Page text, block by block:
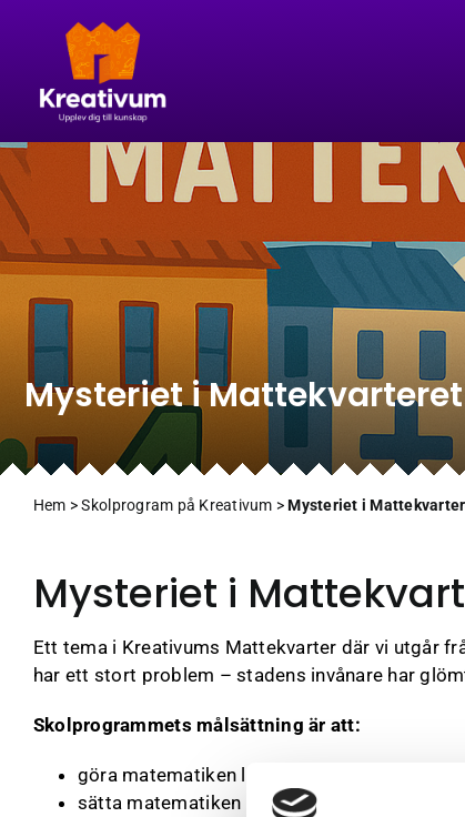
innehållet
Mysteriet i Mattekvarteret
Hem >Skolprogram på Kreativum >Mysteriet i
Mysteriet i
Ett tema i Kreativums Mattekvarter där vi utgår
har ett stort problem – stadens invånare har
Skolprogrammets målsättning är att:
göra matematiken lustfylld och engagerande.
sätta matematiken i olika sammanhang.